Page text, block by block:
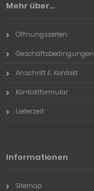
Mehr über...
Öffnungszeiten
Geschäftsbedingungen
Anschrift & Kontakt
Kontaktformular
Lieferzeit
Informationen
Sitemap